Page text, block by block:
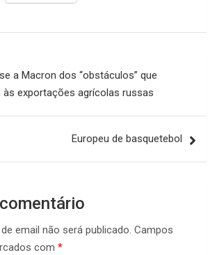
a Macron dos “obstáculos” que
às exportações agrícolas russas
Europeu de basquetebol
email não será publicado. Campos
com *